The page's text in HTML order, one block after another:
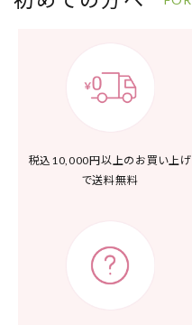
税込10,000円以上の お買い上げ
で送料無料